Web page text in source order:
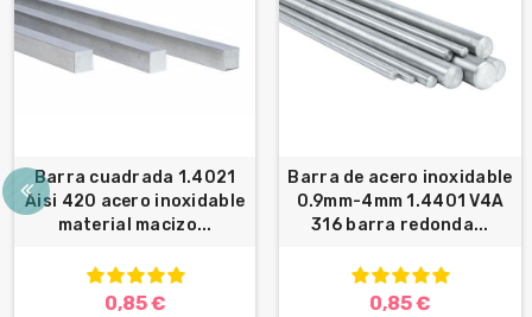
Barra cuadrada 1.4021
Aisi 420 acero inoxidable
material macizo...
0,85 €
Barra de acero inoxidable
0.9mm-4mm 1.4401 V4A
316 barra redonda...
0,85 €